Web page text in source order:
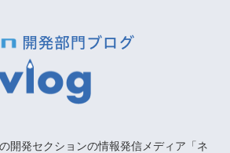
開発セクションの情報発信メディア「ネ